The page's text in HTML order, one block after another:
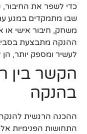
כדי לשפר את החיבור,
שבו מתמקדים במגע
משחק, חיבור אישי
ההנקה מתבצעת
לעשיר ומספק יותר, הן
הקשר בין
בהנקה
ההכנה הרגשית
התחושות הפנימיות